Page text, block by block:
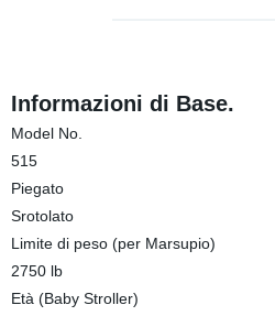
Informazioni di Base.
Model No.
515
Piegato
Srotolato
Limite di peso (per Marsupio)
2750 lb
Età (Baby Stroller)